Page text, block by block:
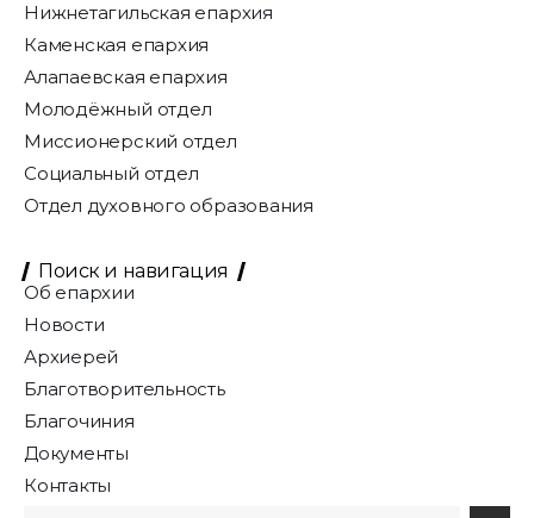
Нижнетагильская епархия
Каменская епархия
Алапаевская епархия
Молодёжный отдел
Миссионерский отдел
Социальный отдел
Отдел духовного образования
Поиск и навигация
Об епархии
Новости
Архиерей
Благотворительность
Благочиния
Документы
Контакты